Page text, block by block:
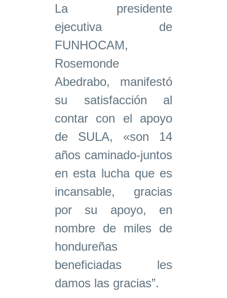
La presidente
ejecutiva de
FUNHOCAM,
Rosemonde
Abedrabo, manifestó
su satisfacción al
contar con el apoyo
de SULA, «son 14
años caminado-juntos
en esta lucha que es
incansable, gracias
por su apoyo, en
nombre de miles de
hondureñas
beneficiadas les
damos las gracias”.